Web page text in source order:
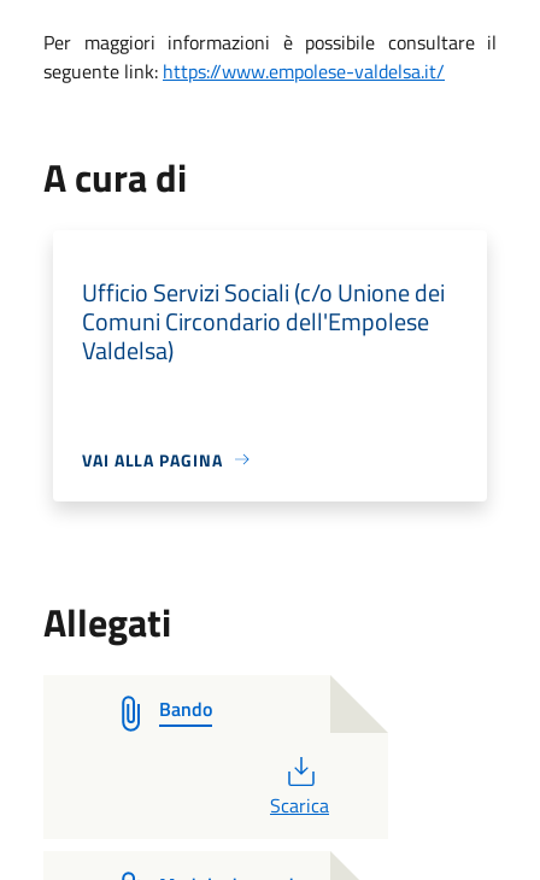
Per maggiori informazioni è possibile consultare il
seguente link: https://www.empolese-valdelsa.it/
A cura di
Ufficio Servizi Sociali (c/o Unione dei
Comuni Circondario dell'Empolese
Valdelsa)
VAI ALLA PAGINA
Allegati
Bando
Scarica